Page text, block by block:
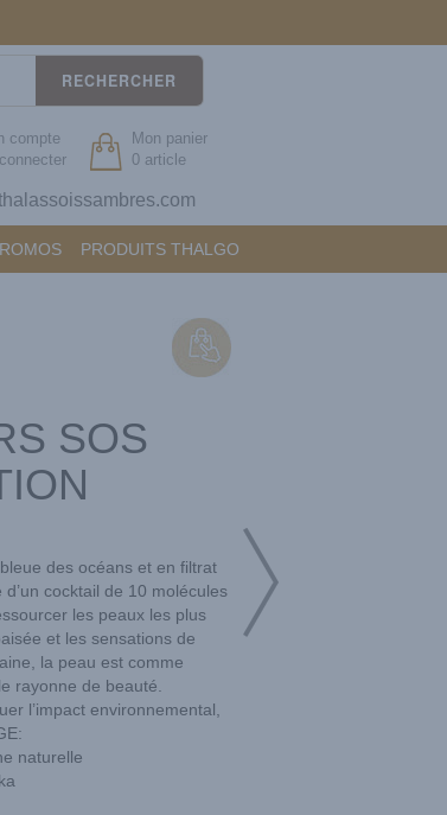
PRODUITS THALGO
RECHERCHER
compte
Mon panier
0 article
SOS
des océans et en filtrat
cocktail de 10 molécules
les peaux les plus
et les sensations de
la peau est comme
rayonne de beauté.
l’impact environnemental,
naturelle